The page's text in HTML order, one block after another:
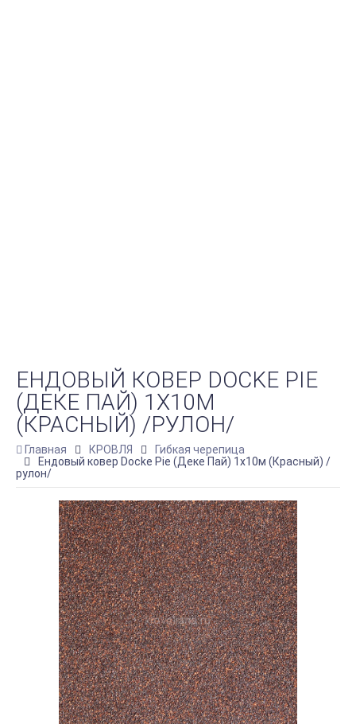
ЕНДОВЫЙ КОВЕР DOCKE PIE
(ДЕКЕ ПАЙ) 1Х10М
(КРАСНЫЙ) /РУЛОН/
Главная КРОВЛЯ
Гибкая черепица
Ендовый ковер Docke Pie (Деке Пай) 1х10м (Красный) /
рулон/